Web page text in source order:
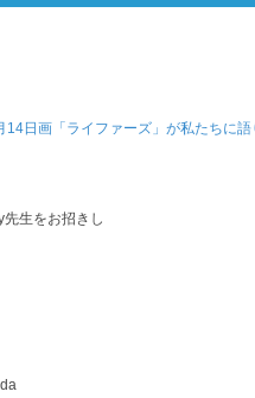
14日画「ライファーズ」が私たちに
生をお招きし